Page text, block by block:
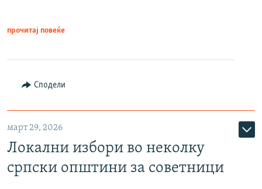
прочитај повеќе
Сподели
март 29, 2026
Локални избори во неколку
српски општини за советници